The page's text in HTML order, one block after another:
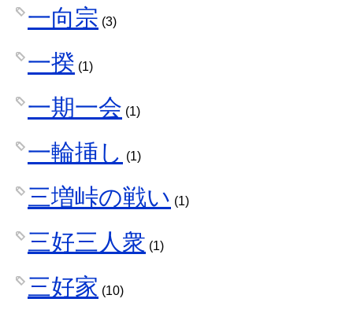
一向宗 (3)
一揆 (1)
一期一会 (1)
一輪挿し (1)
三増峠の戦い (1)
三好三人衆 (1)
三好家 (10)